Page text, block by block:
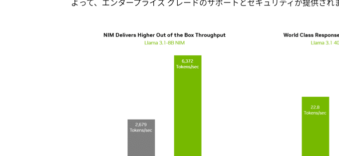
よって、エンタープライズ グレードのサポートとセキュリティが提供されま